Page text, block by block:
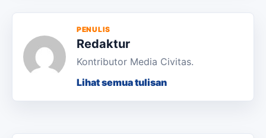
PENULIS
Redaktur
Kontributor Media Civitas.
Lihat semua tulisan